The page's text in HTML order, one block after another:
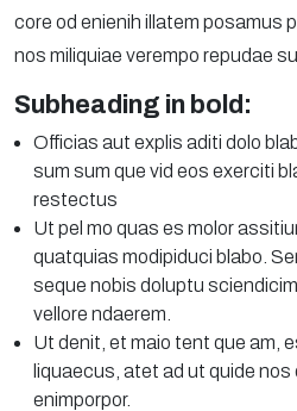
core od enienih illatem posamus
nos miliquiae verempo repudae
Subheading in bold:
Officias aut explis aditi dolo
sum sum que vid eos exerciti
restectus
Ut pel mo quas es molor
quatquias modipiduci blabo.
seque nobis doluptu
vellore ndaerem.
Ut denit, et maio tent que am,
liquaecus, atet ad ut quide
enimporpor.